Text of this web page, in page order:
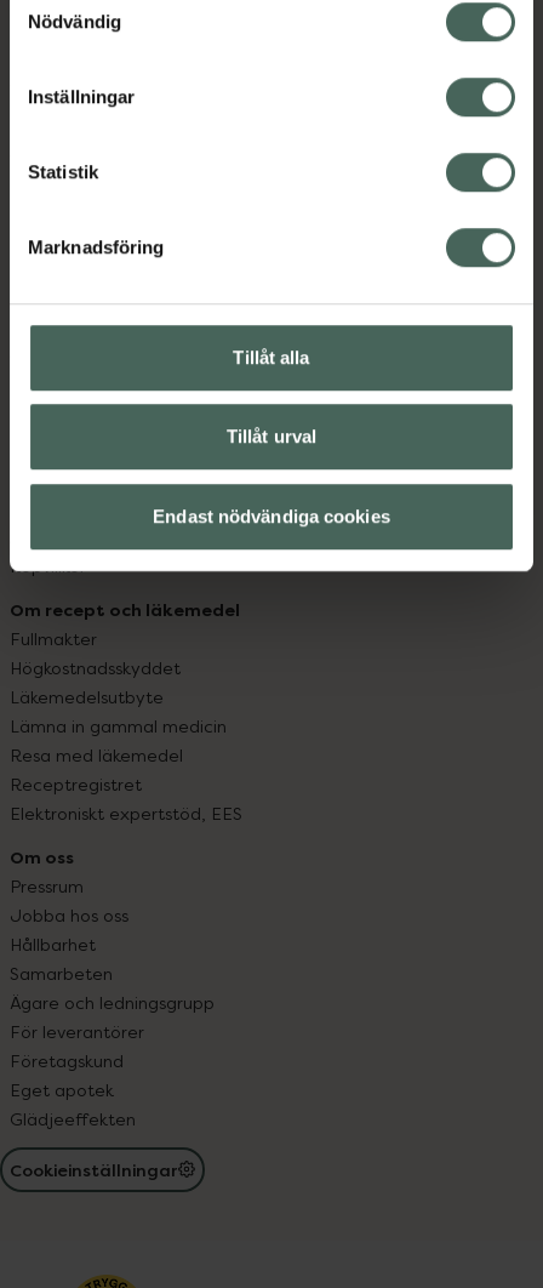
återkalla ditt samtycke via webbplatsens
cookieinställningar. Ett återkallat samtycke påverkar inte
lagligheten av behandling som skett innan återkallelsen.
Nödvändig
Inställningar
Statistik
Marknadsföring
Tillåt alla
Tillåt urval
Endast nödvändiga cookies
Kronans Apotek finns här för dig. Du hittar oss från Skåne i
syd till Lappland i norr, och online i mobilen och på
datorn. Oavsett vem du är så är det vårt uppdrag att
med oss.
Kundservice
Kontakta oss
Hitta apotek
Leverans, betalning och retur
Sajtens tillgänglighet
Köpvillkor
Om recept och läkemedel
Fullmakter
Högkostnadsskyddet
Läkemedelsutbyte
Lämna in gammal medicin
Resa med läkemedel
Receptregistret
Elektroniskt expertstöd, EES
Om oss
Pressrum
Jobba hos oss
Hållbarhet
Samarbeten
Ägare och ledningsgrupp
För leverantörer
Företagskund
Eget apotek
Glädjeeffekten
Cookieinställningar